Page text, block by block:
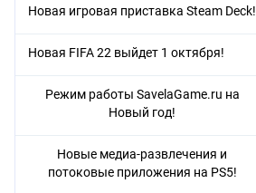
Новая игровая приставка Steam Deck!
Новая FIFA 22 выйдет 1 октября!
Режим работы SavelaGame.ru на
Новый год!
Новые медиа-развлечения и
потоковые приложения на PS5!